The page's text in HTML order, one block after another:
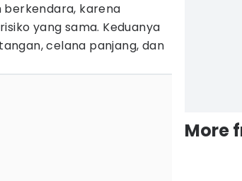
berkendara, karena
yang sama. Keduanya
celana panjang, dan
More